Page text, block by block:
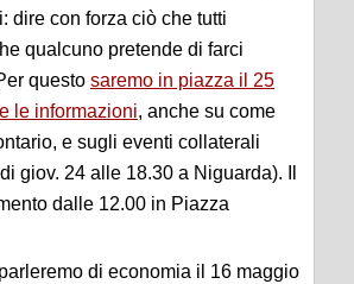
dire con forza ciò che tutti
qualcuno pretende di farci
questo saremo in piazza il 25
le informazioni, anche su come
e sugli eventi collaterali
giov. 24 alle 18.30 a Niguarda). Il
dalle 12.00 in Piazza
di economia il 16 maggio